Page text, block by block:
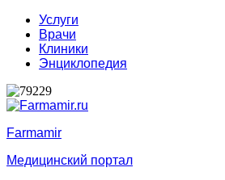
Услуги
Врачи
Клиники
Энциклопедия
Farmamir
Медицинский портал